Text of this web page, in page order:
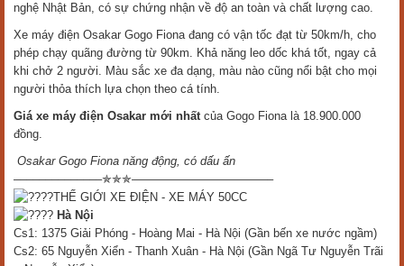
nghệ Nhật Bản, có sự chứng nhận về độ an toàn và chất lượng cao.
Xe máy điện Osakar Gogo Fiona đang có vận tốc đạt từ 50km/h, cho
phép chạy quãng đường từ 90km. Khả năng leo dốc khá tốt, ngay cả
khi chở 2 người. Màu sắc xe đa dạng, màu nào cũng nổi bật cho mọi
người thỏa thích lựa chọn theo cá tính.
Giá xe máy điện Osakar mới nhấtcủa Gogo Fiona là 18.900.000
đồng.
Osakar Gogo Fiona năng động, có dấu ấn
––––––––––––––✯✯✯———————————––
THẾ GIỚI XE ĐIỆN - XE MÁY 50CC
Hà Nội
Cs1: 1375 Giải Phóng - Hoàng Mai - Hà Nội (Gần bến xe nước ngầm)
Cs2: 65 Nguyễn Xiển - Thanh Xuân - Hà Nội (Gần Ngã Tư Nguyễn Trãi